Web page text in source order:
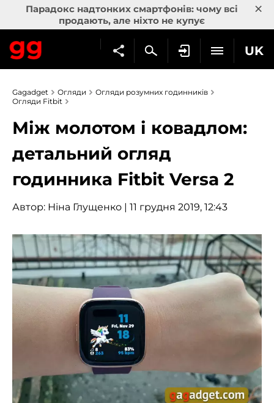
Парадокс надтонких смартфонів: чому всі
продають, але ніхто не купує
×
UK
Gagadget Огляди
Огляди розумних годинників
Огляди Fitbit
Між молотом і ковадлом:
детальний огляд
годинника Fitbit Versa 2
Автор: Ніна Глущенко | 11 грудня 2019, 12:43